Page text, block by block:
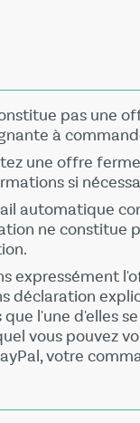
pas une
à
une offre
si
automatique
ne constitue
expressément
déclaration
l'une d'elles
vous pouvez
votre